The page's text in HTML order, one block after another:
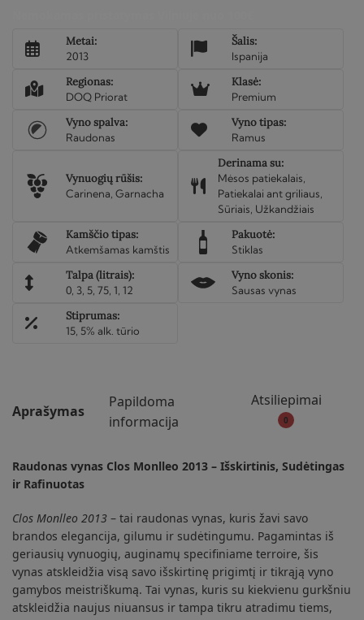
2013
Seleccio
Metai:
2013
Šalis:
Ispanija
Regionas:
DOQ Priorat
Klasė:
Premium
Vyno spalva:
Raudonas
Vyno tipas:
Ramus
Vynuogių rūšis:
Carinena, Garnacha
Derinama su:
Mėsos patiekalais,
Patiekalai ant griliaus,
Sūriais, Užkandžiais
Kamščio tipas:
Atkemšamas kamštis
Pakuotė:
Stiklas
Talpa (litrais):
0, 3, 5, 75, 1, 12
Vyno skonis:
Sausas vynas
Stiprumas:
15, 5% alk. tūrio
Aprašymas
Papildoma
informacija
Atsiliepimai
0
Raudonas vynas Clos Monlleo 2013 – Išskirtinis, Sudėtingas
ir Rafinuotas
Clos Monlleo 2013 – tai raudonas vynas, kuris žavi savo
brandos elegancija, gilumu ir sudėtingumu. Pagamintas iš
geriausių vynuogių, auginamų specifiniame terroire, šis
vynas atskleidžia visą savo išskirtinę prigimtį ir tikrąją vyno
gamybos meistriškumą. Tai vynas, kuris su kiekvienu gurkšniu
atskleidžia naujus niuansus ir tampa tikru atradimu tiems,